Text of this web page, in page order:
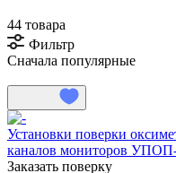
44 товара
Фильтр
Сначала популярные
Установки поверки
каналов мониторов
Заказать поверку